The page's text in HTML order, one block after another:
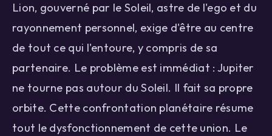
Lion, gouverné par le Soleil, astre de l'ego et du
rayonnement personnel, exige d'être au centre
de tout ce qui l'entoure, y compris de sa
partenaire. Le problème est immédiat : Jupiter
ne tourne pas autour du Soleil. Il fait sa propre
orbite. Cette confrontation planétaire résume
tout le dysfonctionnement de cette union. Le